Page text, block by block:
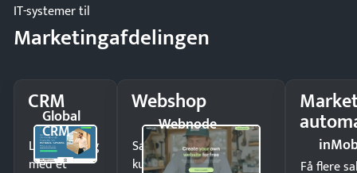
IT-systemer til
Marketingafdelingen
CRM
Global
CRM
Luk flere salg
med et
Webshop
Webnode
Sælg produkter 24/7 til
kunder i hele landet
Få flere